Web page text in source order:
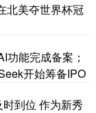
北美夺世界杯冠
能完成备案；
开始筹备IPO
到位 作为新秀